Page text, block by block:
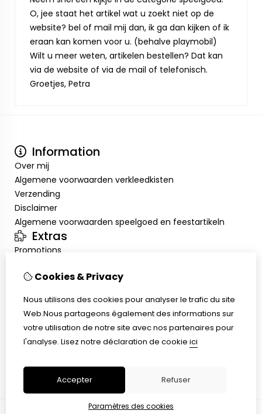
O, jee staat het artikel wat u zoekt niet op de
website? bel of mail mij dan, ik ga dan kijken of ik
eraan kan komen voor u. (behalve playmobil)
Wilt u meer weten, artikelen bestellen? Dat kan
via de website of via de mail of telefonisch.
Groetjes, Petra
Information
Over mij
Algemene voorwaarden verkleedkisten
Verzending
Disclaimer
Algemene voorwaarden speelgoed en feestartikeln
Extras
Promotions
Inloggen
Service client
Retour de marchandise
Cookies & Privacy
Nous utilisons des cookies pour analyser le trafic du site
Web.Nous partageons également des informations sur
votre utilisation de notre site avec nos partenaires pour
l'analyse. Lisez notre déclaration de cookie ici
Accepter Refuser
Paramètres des cookies